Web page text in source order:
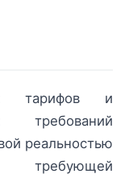
тарифов и
требований
реальностью
требующей